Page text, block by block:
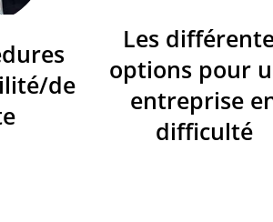
de
Les
options pour
entreprise
difficulté